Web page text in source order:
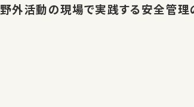
野外活動の現場で実践する安全管理